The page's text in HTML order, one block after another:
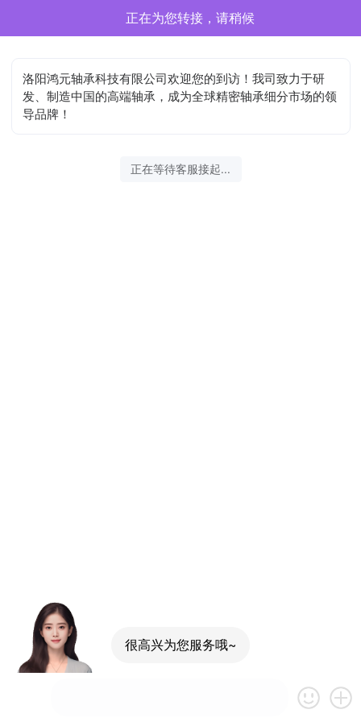
正在为您转接，请稍候
洛阳鸿元轴承科技有限公司欢迎您的到访！我司致力于研
发、制造中国的高端轴承，成为全球精密轴承细分市场的领
导品牌！
正在等待客服接起...
很高兴为您服务哦~